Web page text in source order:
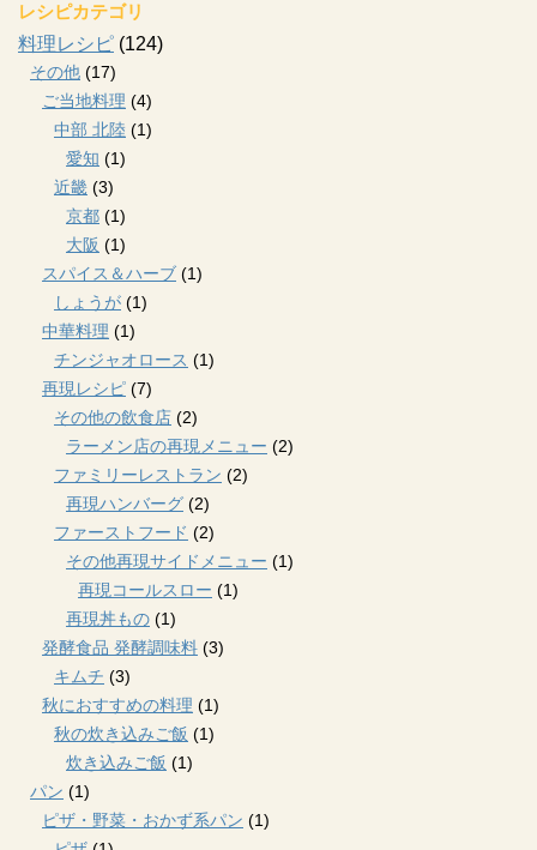
レシピカテゴリ
料理レシピ (124)
その他 (17)
ご当地料理 (4)
中部 北陸 (1)
愛知 (1)
近畿 (3)
京都 (1)
大阪 (1)
スパイス＆ハーブ (1)
しょうが (1)
中華料理 (1)
チンジャオロース (1)
再現レシピ (7)
その他の飲食店 (2)
ラーメン店の再現メニュー (2)
ファミリーレストラン (2)
再現ハンバーグ (2)
ファーストフード (2)
その他再現サイドメニュー (1)
再現コールスロー (1)
再現丼もの (1)
発酵食品 発酵調味料 (3)
キムチ (3)
秋におすすめの料理 (1)
秋の炊き込みご飯 (1)
炊き込みご飯 (1)
パン (1)
ピザ・野菜・おかず系パン (1)